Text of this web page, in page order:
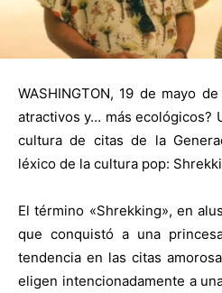
WASHINGTON, 19 de mayo
atractivos y… más ecológicos?
cultura de citas de la
léxico de la cultura pop:
El término «Shrekking», en
que conquistó a una
tendencia en las citas
eligen intencionadamente a